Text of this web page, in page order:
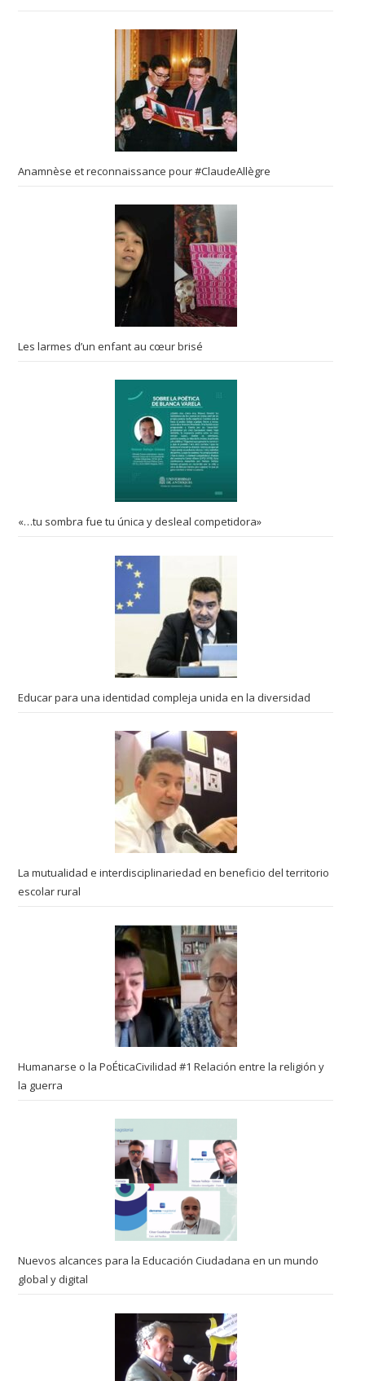
Anamnèse et reconnaissance pour #ClaudeAllègre
Les larmes d’un enfant au cœur brisé
«…tu sombra fue tu única y desleal competidora»
Educar para una identidad compleja unida en la diversidad
La mutualidad e interdisciplinariedad en beneficio del territorio
escolar rural
Humanarse o la PoÉticaCivilidad #1 Relación entre la religión y
la guerra
Nuevos alcances para la Educación Ciudadana en un mundo
global y digital